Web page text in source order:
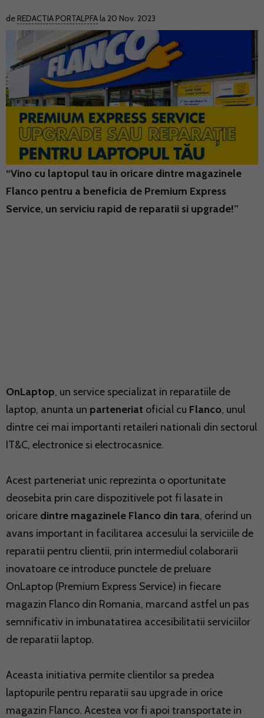
de REDACTIA PORTALPFA la 20 Nov. 2023
“Vino cu laptopul tau in oricare dintre magazinele
Flanco pentru a beneficia de Premium Express
Service, un serviciu rapid de reparatii si upgrade!”
OnLaptop, un service specializat in reparatiile de
laptop, anunta un parteneriat oficial cu Flanco, unul
dintre cei mai importanti retaileri nationali din sectorul
IT&C, electronice si electrocasnice.
Acest parteneriat unic reprezinta o oportunitate
deosebita prin care dispozitivele pot fi lasate in
oricare dintre magazinele Flanco din tara, oferind un
avans important in facilitarea accesului la serviciile de
reparatii pentru clientii, prin intermediul colaborarii
inovatoare ce introduce punctele de preluare
OnLaptop (Premium Express Service) in fiecare
magazin Flanco din Romania, marcand astfel un pas
semnificativ in imbunatatirea accesibilitatii serviciilor
de reparatii laptop.
Aceasta initiativa permite clientilor sa predea
laptopurile pentru reparatii sau upgrade in orice
magazin Flanco. Acestea vor fi apoi transportate in